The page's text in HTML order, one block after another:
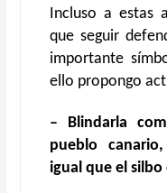
Incluso a estas
que seguir
importante
ello propongo
– Blindarla
pueblo
igual que el